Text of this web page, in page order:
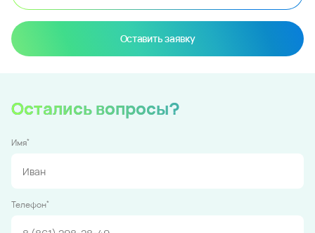
Оставить заявку
Остались вопросы?
Имя*
Телефон*